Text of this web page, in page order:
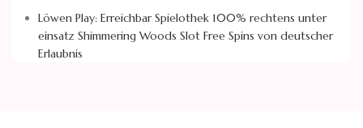
Löwen Play: Erreichbar Spielothek 100% rechtens unter
einsatz Shimmering Woods Slot Free Spins von deutscher
Erlaubnis